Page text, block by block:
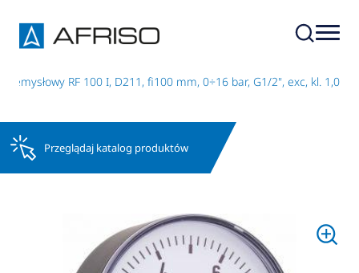
RF 100 I, D211, fi100 mm, 0÷16 bar, G1/2", exc, kl. 1,0
Przeglądaj katalog produktów